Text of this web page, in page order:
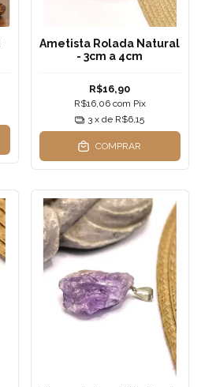
Ametista Rolada Natural
- 3cm a 4cm
R$16,90
R$16,06 com Pix
3 x de R$6,15
COMPRAR